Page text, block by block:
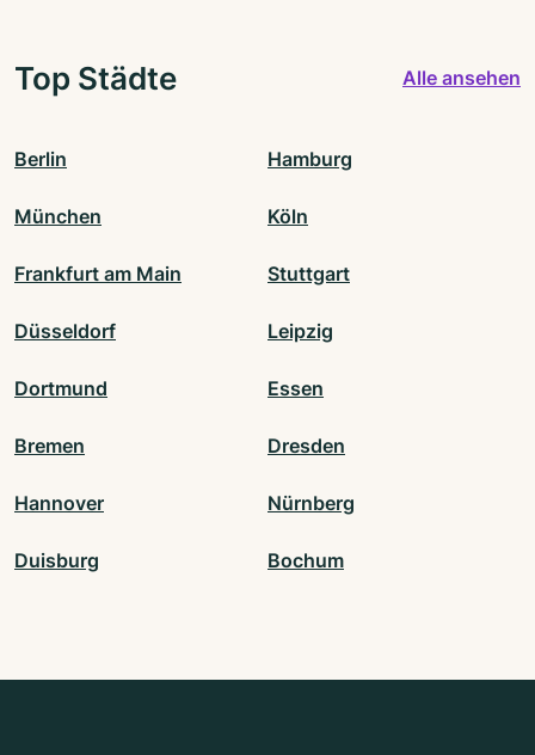
Top Städte Alle ansehen
Berlin Hamburg
München Köln
Frankfurt am Main Stuttgart
Düsseldorf Leipzig
Dortmund Essen
Bremen Dresden
Hannover Nürnberg
Duisburg Bochum